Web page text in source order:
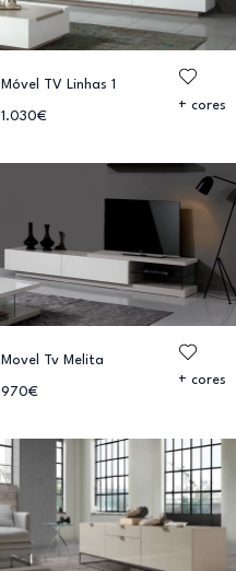
Móvel TV Linhas 1
1.030€
+ cores
Movel Tv Melita
970€
+ cores